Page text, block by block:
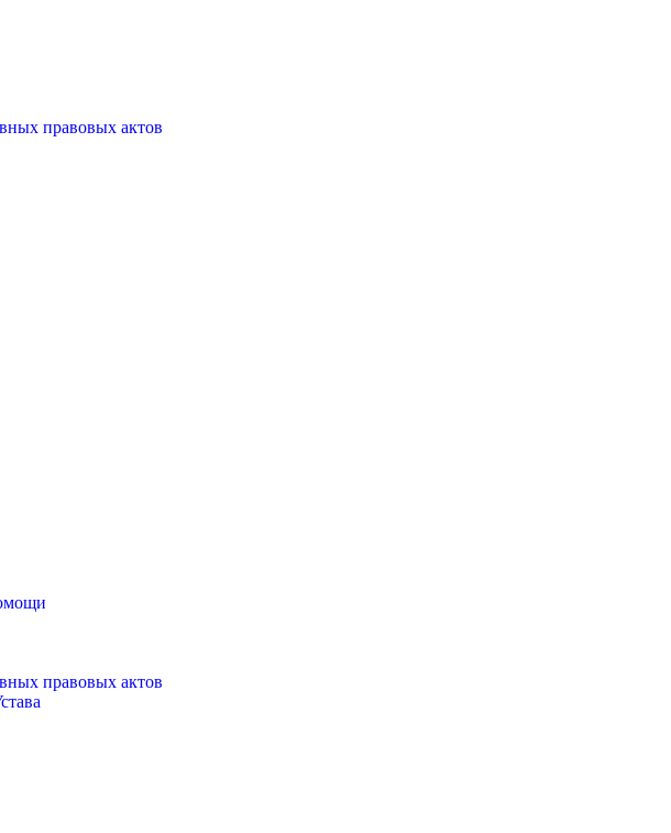
правовых актов
правовых актов